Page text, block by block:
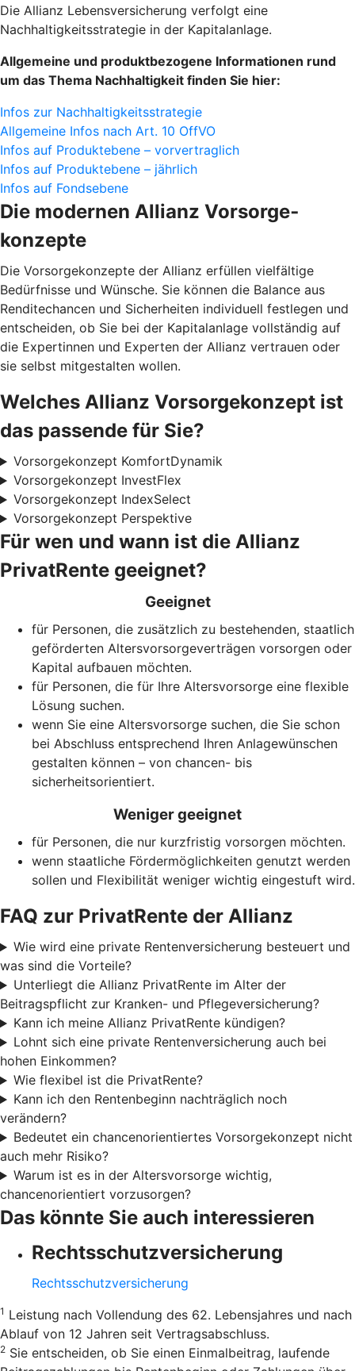
Die Allianz Lebensversicherung verfolgt eine
Nachhaltigkeitsstrategie in der Kapitalanlage.
Allgemeine und produktbezogene Informationen rund
um das Thema Nachhaltigkeit finden Sie hier:
Infos zur Nachhaltigkeitsstrategie
Allgemeine Infos nach Art. 10 OffVO
Infos auf Produktebene – vorvertraglich
Infos auf Produktebene – jährlich
Infos auf Fondsebene
Die modernen Allianz Vorsorge­
konzepte
Die Vorsorgekonzepte der Allianz erfüllen vielfältige
Bedürfnisse und Wünsche. Sie können die Balance aus
Renditechancen und Sicherheiten individuell festlegen und
entscheiden, ob Sie bei der Kapitalanlage vollständig auf
die Expertinnen und Experten der Allianz vertrauen oder
sie selbst mitgestalten wollen.
Welches Allianz Vorsorgekonzept ist
das passende für Sie?
Vorsorgekonzept KomfortDynamik
Vorsorgekonzept InvestFlex
Vorsorgekonzept IndexSelect
Vorsorgekonzept Perspektive
Für wen und wann ist die Allianz
PrivatRente geeignet?
Geeignet
für Personen, die zusätzlich zu bestehenden, staatlich
geförderten Alters­vorsorge­verträgen vorsorgen oder
Kapital aufbauen möchten.
für Personen, die für Ihre Alters­vorsorge eine flexible
Lösung suchen.
wenn Sie eine Alters­vorsorge suchen, die Sie schon
bei Abschluss entsprechend Ihren Anlagewünschen
gestalten können – von chancen- bis
sicherheitsorientiert.
Weniger geeignet
für Personen, die nur kurzfristig vorsorgen möchten.
wenn staatliche Förder­möglich­keiten genutzt werden
sollen und Flexibilität weniger wichtig eingestuft wird.
FAQ zur PrivatRente der Allianz
Wie wird eine private Rentenversicherung besteuert und
was sind die Vorteile?
Unterliegt die Allianz PrivatRente im Alter der
Beitragspflicht zur Kranken- und Pflegeversicherung?
Kann ich meine Allianz PrivatRente kündigen?
Lohnt sich eine private Rentenversicherung auch bei
hohen Einkommen?
Wie flexibel ist die PrivatRente?
Kann ich den Rentenbeginn nachträglich noch
verändern?
Bedeutet ein chancenorientiertes Vorsorgekonzept nicht
auch mehr Risiko?
Warum ist es in der Altersvorsorge wichtig,
chancenorientiert vorzusorgen?
Das könnte Sie auch interessieren
Rechtsschutzversicherung
Rechtsschutzversicherung
1 Leistung nach Vollendung des 62. Lebensjahres und nach
Ablauf von 12 Jahren seit Vertragsabschluss.
2 Sie entscheiden, ob Sie einen Einmalbeitrag, laufende